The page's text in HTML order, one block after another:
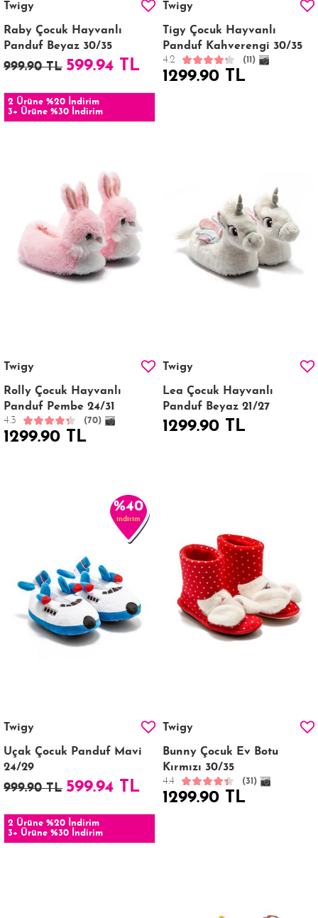
Twigy
Raby Çocuk Hayvanlı
Panduf Beyaz 30/35
999.90 TL 599.94 TL
2 Ürüne %20 İndirim
3+ Ürüne %30 İndirim
Twigy
Tigy Çocuk Hayvanlı
Panduf Kahverengi 30/35
4.2 (11)
1299.90 TL
Twigy
Rolly Çocuk Hayvanlı
Panduf Pembe 24/31
4.3 (70)
1299.90 TL
Twigy
Lea Çocuk Hayvanlı
Panduf Beyaz 21/27
1299.90 TL
%40
indirim
Twigy
Uçak Çocuk Panduf Mavi
24/29
999.90 TL 599.94 TL
2 Ürüne %20 İndirim
3+ Ürüne %30 İndirim
Twigy
Bunny Çocuk Ev Botu
Kırmızı 30/35
4.4 (31)
1299.90 TL